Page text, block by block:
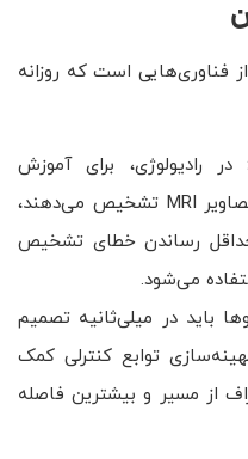
فناوری‌هایی است که روزانه
در رادیولوژی، برای آموزش
مدل‌هایی که تومورها را در تصاویر MRI تشخیص می‌دهند،
حداقل رساندن خطای تشخیص
می‌شود.
باید در میلی‌ثانیه تصمیم
توابع کنترلی کمک
از مسیر و بیشترین فاصله